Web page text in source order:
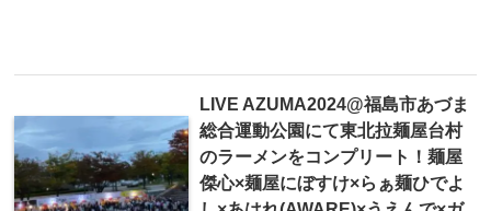
LIVE AZUMA2024@福島市あづま
総合運動公園にて東北拉麺屋台村
のラーメンをコンプリート！麺屋
傑心×麺屋にぼすけ×らぁ麺ひでよ